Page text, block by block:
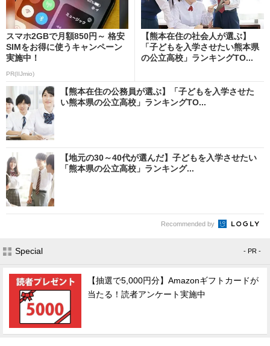
スマホ2GBで月額850円～ 格安
SIMをお得に使うキャンペーン
実施中！
PR(IIJmio)
【熊本在住の社会人が選ぶ】
「子どもを入学させたい熊本県
の公立高校」ランキングTO...
【熊本在住の公務員が選ぶ】「子どもを入学させた
い熊本県の公立高校」ランキングTO...
【地元の30～40代が選んだ】子どもを入学させたい
「熊本県の公立高校」ランキング...
Recommended by
Special - PR -
【抽選で5,000円分】Amazonギフトカードが
当たる！読者アンケート実施中